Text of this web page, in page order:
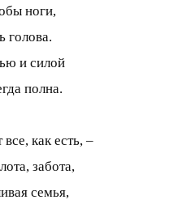
ноги,
голова.
и силой
полна.
как есть, –
забота,
семья,